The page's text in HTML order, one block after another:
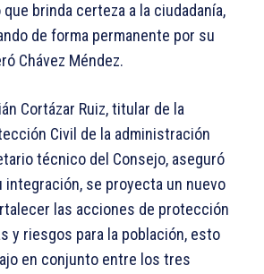
que brinda certeza a la ciudadanía,
de forma permanente por su
Chávez Méndez.
Cortázar Ruiz, titular de la
Civil de la administración
técnico del Consejo, aseguró
integración, se proyecta un nuevo
las acciones de protección
y riesgos para la población, esto
en conjunto entre los tres